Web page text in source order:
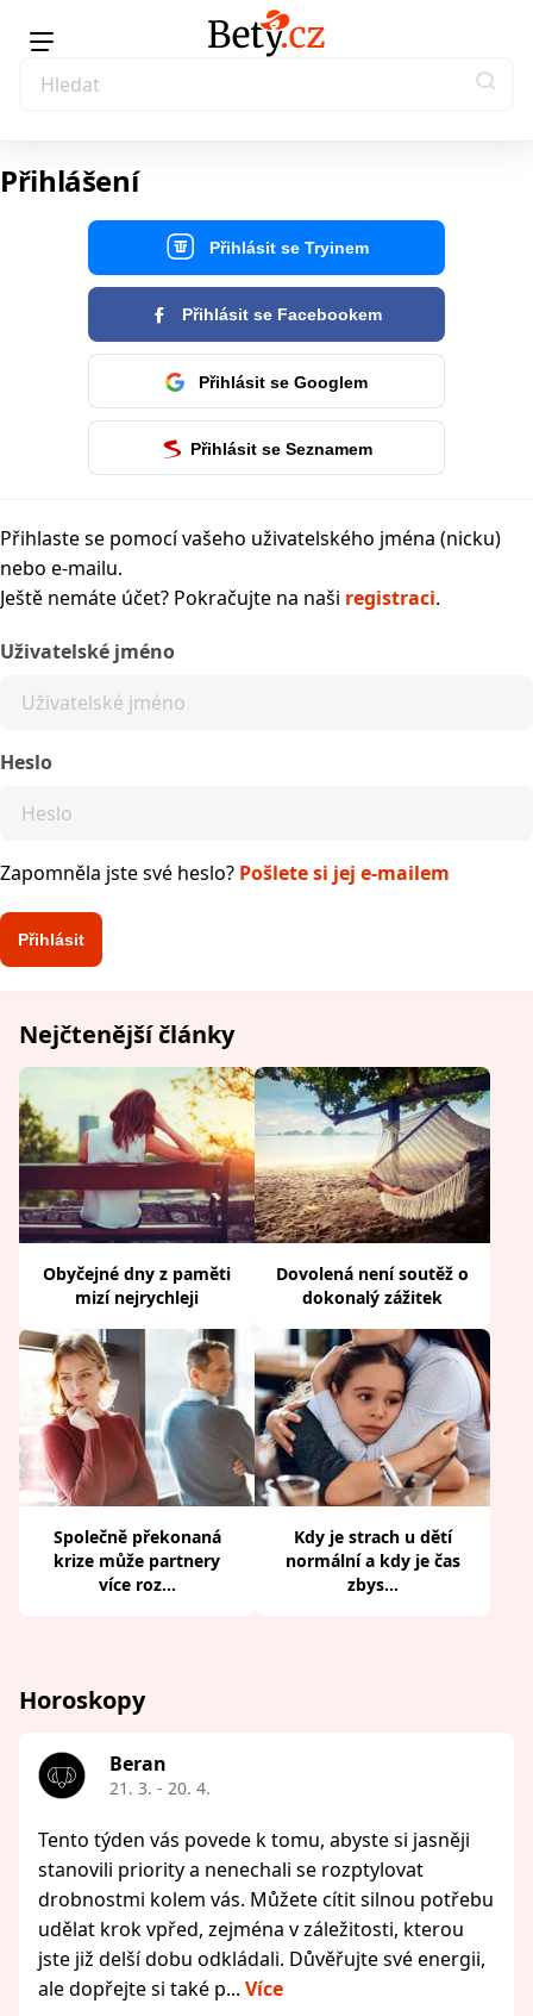
Přihlášení
Přihlásit se Tryinem
Přihlásit se Facebookem
Přihlásit se Googlem
Přihlásit se Seznamem
Přihlaste se pomocí vašeho uživatelského jména (nicku)
nebo e-mailu.
Ještě nemáte účet? Pokračujte na naši registraci.
Uživatelské jméno
Heslo
Zapomněla jste své heslo? Pošlete si jej e-mailem
Nejčtenější články
Obyčejné dny z paměti
mizí nejrychleji
Dovolená není soutěž o
dokonalý zážitek
Společně překonaná
krize může partnery
více roz...
Kdy je strach u dětí
normální a kdy je čas
zbys...
Horoskopy
Beran
21. 3. - 20. 4.
Tento týden vás povede k tomu, abyste si jasněji
stanovili priority a nenechali se rozptylovat
drobnostmi kolem vás. Můžete cítit silnou potřebu
udělat krok vpřed, zejména v záležitosti, kterou
jste již delší dobu odkládali. Důvěřujte své energii,
ale dopřejte si také p... Více